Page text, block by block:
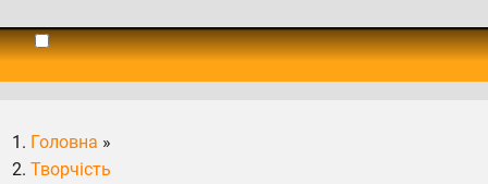
Головна »
Творчість